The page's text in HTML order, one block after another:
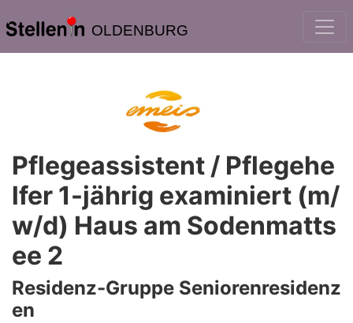
OLDENBURG
Pflegeassistent / Pflegehe
lfer 1-jährig examiniert (m/
w/d) Haus am Sodenmatts
ee 2
Residenz-Gruppe Seniorenresidenz
en